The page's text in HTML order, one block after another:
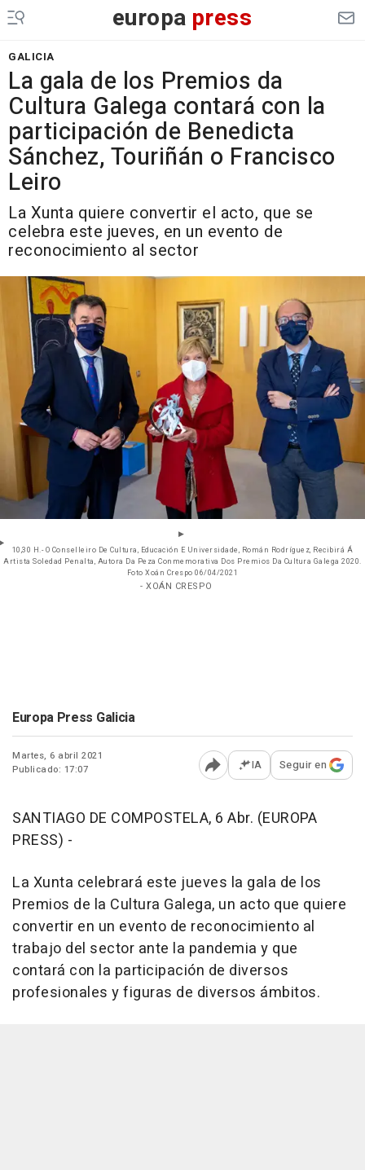
europa press
GALICIA
La gala de los Premios da
Cultura Galega contará con la
participación de Benedicta
Sánchez, Touriñán o Francisco
Leiro
La Xunta quiere convertir el acto, que se
celebra este jueves, en un evento de
reconocimiento al sector
10,30 H.- O Conselleiro De Cultura, Educación E Universidade, Román Rodríguez, Recibirá Á
Artista Soledad Penalta, Autora Da Peza Conmemorativa Dos Premios Da Cultura Galega 2020.
Foto Xoán Crespo 06/04/2021
- XOÁN CRESPO
Europa Press Galicia
Martes, 6 abril 2021
Publicado: 17:07
Abrir opciones para
IA Seguir en
SANTIAGO DE COMPOSTELA, 6 Abr. (EUROPA
PRESS) -
La Xunta celebrará este jueves la gala de los
Premios de la Cultura Galega, un acto que quiere
convertir en un evento de reconocimiento al
trabajo del sector ante la pandemia y que
contará con la participación de diversos
profesionales y figuras de diversos ámbitos.